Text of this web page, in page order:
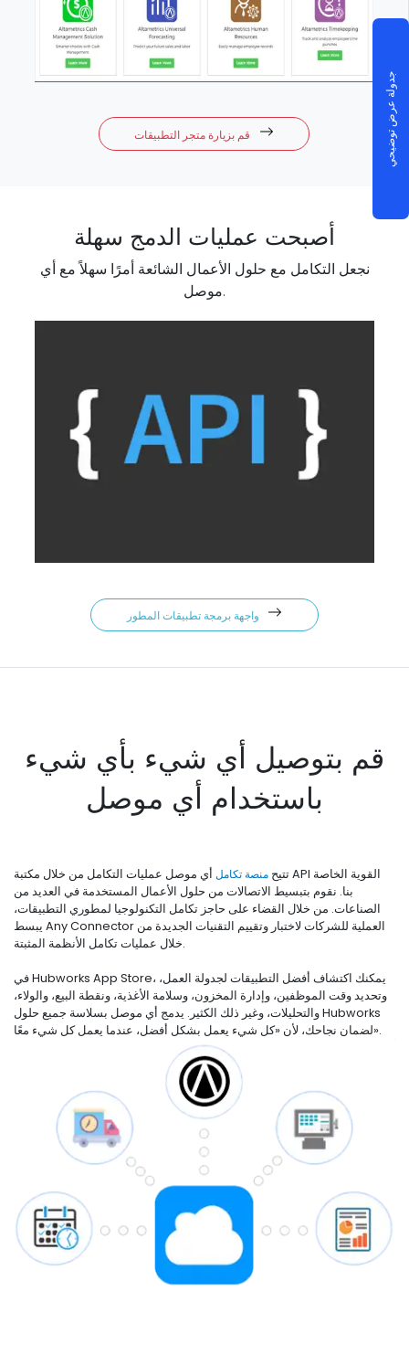
أصبحت عمليات الدمج سهلة
نجعل التكامل مع حلول الأعمال الشائعة أمرًا سهلاً مع أي
موصل.
قم بتوصيل أي شيء بأي شيء
باستخدام أي موصل
تتيح منصة تكامل أي موصل عمليات التكامل من خلال مكتبة API القوية الخاصة
بنا. نقوم بتبسيط الاتصالات من حلول الأعمال المستخدمة في العديد من
الصناعات. من خلال القضاء على حاجز تكامل التكنولوجيا لمطوري التطبيقات،
يبسط Any Connector العملية للشركات لاختبار وتقييم التقنيات الجديدة من
خلال عمليات تكامل الأنظمة المثبتة.
في Hubworks App Store، يمكنك اكتشاف أفضل التطبيقات لجدولة العمل،
وتحديد وقت الموظفين، وإدارة المخزون، وسلامة الأغذية، ونقطة البيع، والولاء،
والتحليلات، وغير ذلك الكثير. يدمج أي موصل بسلاسة جميع حلول Hubworks
لضمان نجاحك، لأن «كل شيء يعمل بشكل أفضل، عندما يعمل كل شيء معًا».
جدولة عرض توضيحي